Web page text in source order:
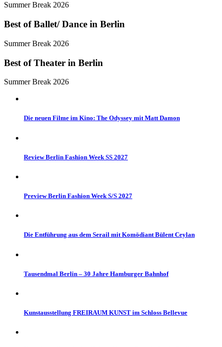
Summer Break 2026
Best of Ballet/ Dance in Berlin
Summer Break 2026
Best of Theater in Berlin
Summer Break 2026
Die neuen Filme im Kino: The Odyssey mit Matt Damon
Review Berlin Fashion Week SS 2027
Preview Berlin Fashion Week S/S 2027
Die Entführung aus dem Serail mit Komödiant Bülent Ceylan
Tausendmal Berlin – 30 Jahre Hamburger Bahnhof
Kunstausstellung FREIRAUM KUNST im Schloss Bellevue